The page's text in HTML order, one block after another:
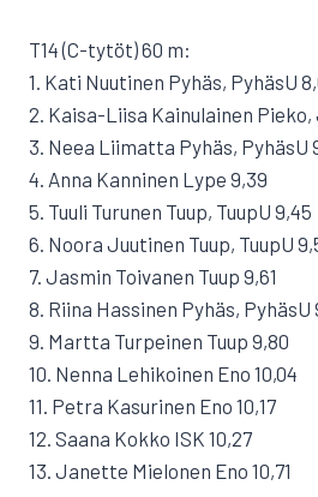
T14 (C-tytöt) 60 m:
1. Kati Nuutinen Pyhäs, PyhäsU
2. Kaisa-Liisa Kainulainen Pieko,
3. Neea Liimatta Pyhäs, PyhäsU
4. Anna Kanninen Lype 9,39
5. Tuuli Turunen Tuup, TuupU 9,45
6. Noora Juutinen Tuup, TuupU
7. Jasmin Toivanen Tuup 9,61
8. Riina Hassinen Pyhäs, PyhäsU
9. Martta Turpeinen Tuup 9,80
10. Nenna Lehikoinen Eno 10,04
11. Petra Kasurinen Eno 10,17
12. Saana Kokko ISK 10,27
13. Janette Mielonen Eno 10,71